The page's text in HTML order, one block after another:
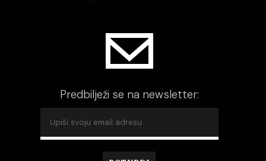
Predbilježi se na newsletter: